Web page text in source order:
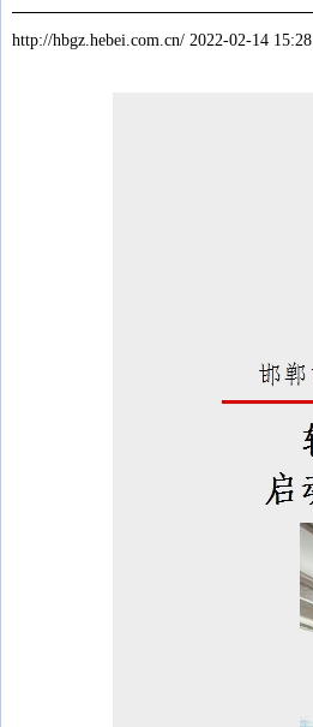
http://hbgz.hebei.com.cn/ 2022-02-14 15:28